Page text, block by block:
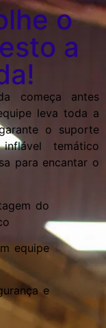
o
a
começa antes
leva toda a
o suporte
temático
para encantar o
do
equipe
e